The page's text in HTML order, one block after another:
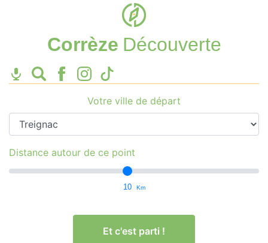
Corrèze Découverte
Votre ville de départ
Distance autour de ce point
10 Km
Et c'est parti !